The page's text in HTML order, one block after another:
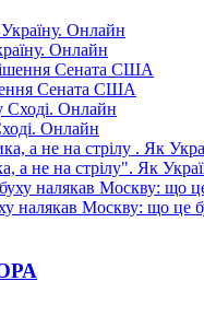
Онлайн
Сената США
Онлайн
а не на стрілу". Як
налякав Москву: що це